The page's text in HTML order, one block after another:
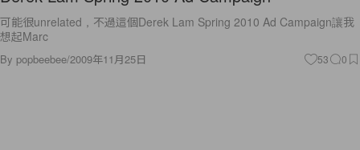
可能很unrelated，不過這個Derek Lam Spring 2010 Ad Campaign讓我
想起Marc
By popbeebee/2009年11月25日 53 0